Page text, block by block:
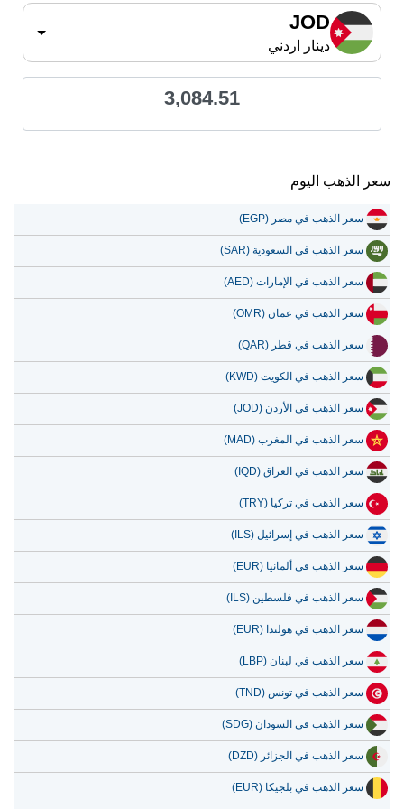
JOD
دينار اردني
3,084.51
سعر الذهب اليوم
سعر الذهب في مصر (EGP)
سعر الذهب في السعودية (SAR)
سعر الذهب في الإمارات (AED)
سعر الذهب في عمان (OMR)
سعر الذهب في قطر (QAR)
سعر الذهب في الكويت (KWD)
سعر الذهب في الأردن (JOD)
سعر الذهب في المغرب (MAD)
سعر الذهب في العراق (IQD)
سعر الذهب في تركيا (TRY)
سعر الذهب في إسرائيل (ILS)
سعر الذهب في ألمانيا (EUR)
سعر الذهب في فلسطين (ILS)
سعر الذهب في هولندا (EUR)
سعر الذهب في لبنان (LBP)
سعر الذهب في تونس (TND)
سعر الذهب في السودان (SDG)
سعر الذهب في الجزائر (DZD)
سعر الذهب في بلجيكا (EUR)